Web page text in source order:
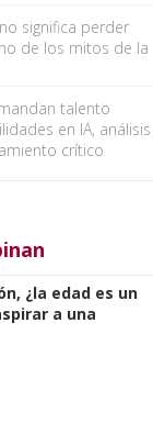
significa perder
de los mitos de la
talento
en IA, análisis
crítico
¿la edad es un
a una